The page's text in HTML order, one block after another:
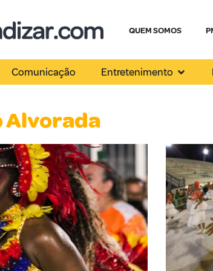
QUEM SOMOS
Comunicação Entretenimento
Alvorada